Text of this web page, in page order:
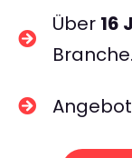
Über 16
Branche.